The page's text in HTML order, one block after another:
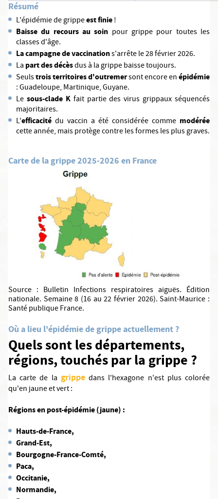
Résumé
L'épidémie de grippeest finie!
Baisse du recours au soin pour grippe pour toutes les
classes d'âge.
La campagne de vaccinations'arrête le 28 février 2026.
La part des décèsdus à la grippe baisse toujours.
Seulstrois territoires d'outremersont encore enépidémie
: Guadeloupe, Martinique, Guyane.
Le sous-clade Kfait partie des virus grippaux séquencés
majoritaires.
L'efficacité du vaccin a été considérée comme modérée
cette année, mais protège contre les formes les plus graves.
Carte de la grippe 2025-2026 en France
Source : Bulletin Infections respiratoires aiguës. Édition
nationale. Semaine 8 (16 au 22 février 2026). Saint-Maurice :
Santé publique France.
Où a lieu l'épidémie de grippe actuellement ?
Quels sont les départements,
régions, touchés par la grippe ?
La carte de la grippedans l'hexagone n'est plus colorée
qu'en jaune et vert :
Régions en post-épidémie (jaune) :
Hauts-de-France,
Grand-Est,
Bourgogne-France-Comté,
Paca,
Occitanie,
Normandie,